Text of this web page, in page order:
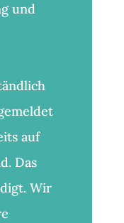
und
auf
Das
Wir